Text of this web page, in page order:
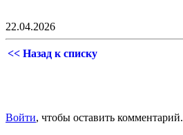
22.04.2026
<< Назад к списку
Войти, чтобы оставить комментарий.